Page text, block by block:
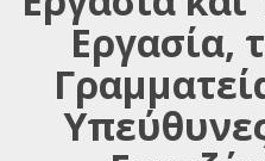
Εργασία,